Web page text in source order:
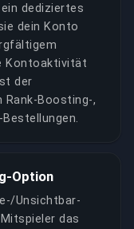
dediziertes
dein Konto
Kontoaktivität
der
Rank-Boosting-,
Option
Unsichtbar-
das